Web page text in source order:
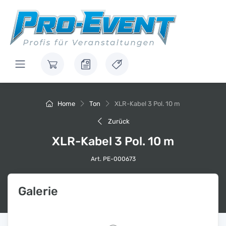
Home Ton XLR-Kabel 3 Pol. 10 m
Zurück
XLR-Kabel 3 Pol. 10 m
Art. PE-000673
Galerie